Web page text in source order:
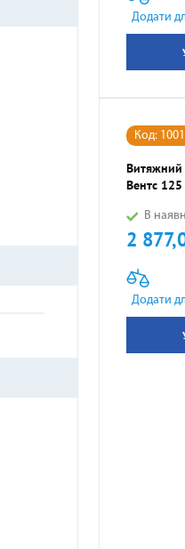
Додати
Код:
Витяжний
Вентс
В
Ціна
2
Додати